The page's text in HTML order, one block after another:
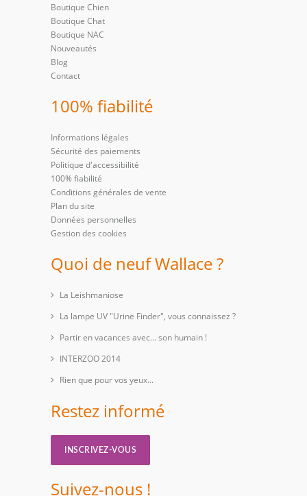
Boutique Chien
Boutique Chat
Boutique NAC
Nouveautés
Blog
Contact
100% fiabilité
Informations légales
Sécurité des paiements
Politique d'accessibilité
100% fiabilité
Conditions générales de vente
Plan du site
Données personnelles
Gestion des cookies
Quoi de neuf Wallace ?
La Leishmaniose
La lampe UV "Urine Finder", vous connaissez ?
Partir en vacances avec… son humain !
INTERZOO 2014
Rien que pour vos yeux...
Restez informé
INSCRIVEZ-VOUS
Suivez-nous !